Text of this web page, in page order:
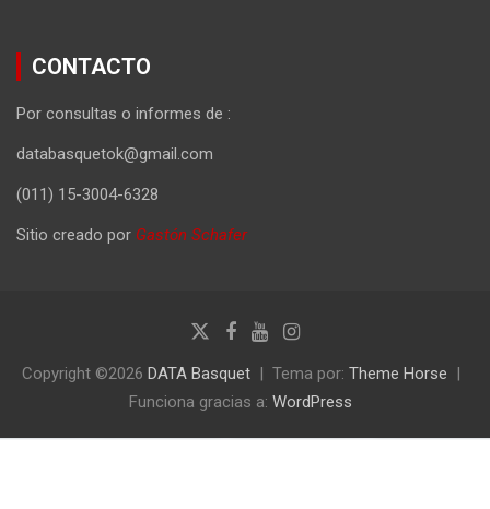
CONTACTO
Por consultas o informes de :
databasquetok@gmail.com
(011) 15-3004-6328
Sitio creado por Gastón Schafer
Copyright ©2026 DATA Basquet Tema por: Theme Horse
Funciona gracias a: WordPress